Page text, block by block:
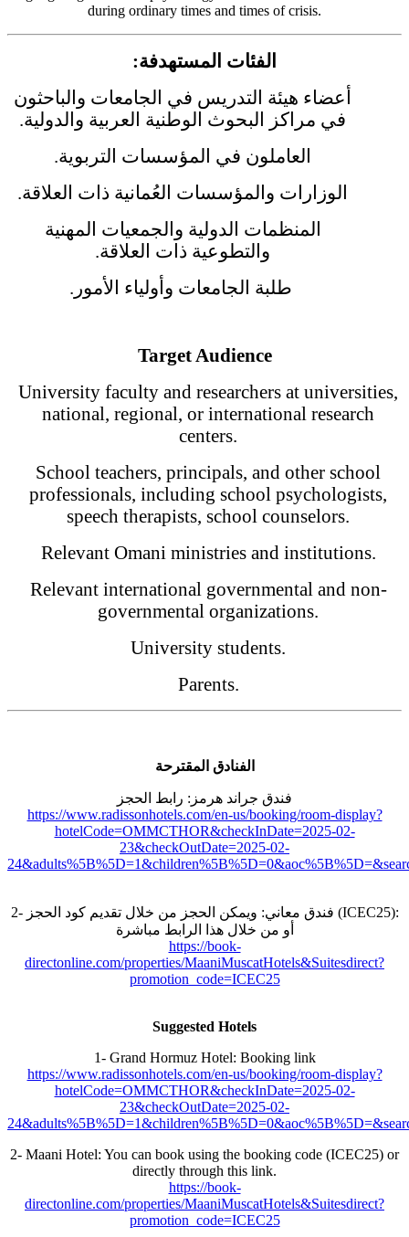
during ordinary times and times of crisis.
الفئات المستهدفة:
أعضاء هيئة التدريس في الجامعات والباحثون
في مراكز البحوث الوطنية العربية والدولية.
العاملون في المؤسسات التربوية.
الوزارات والمؤسسات العُمانية ذات العلاقة.
المنظمات الدولية والجمعيات المهنية
والتطوعية ذات العلاقة.
طلبة الجامعات وأولياء الأمور.
Target Audience
University faculty and researchers at universities,
national, regional, or international research
centers.
School teachers, principals, and other school
professionals, including school psychologists,
speech therapists, school counselors.
Relevant Omani ministries and institutions.
Relevant international governmental and non-
governmental organizations.
University students.
Parents.
الفنادق المقترحة
فندق جراند هرمز: رابط الحجز
https://www.radissonhotels.com/en-us/booking/room-display?
hotelCode=OMMCTHOR&checkInDate=2025-02-
23&checkOutDate=2025-02-
2- فندق معاني: ويمكن الحجز من خلال تقديم كود الحجز (ICEC25):
أو من خلال هذا الرابط مباشرة
https://book-
directonline.com/properties/MaaniMuscatHotels&Suitesdirect?
promotion_code=ICEC25
Suggested Hotels
1- Grand Hormuz Hotel: Booking link
https://www.radissonhotels.com/en-us/booking/room-display?
hotelCode=OMMCTHOR&checkInDate=2025-02-
23&checkOutDate=2025-02-
2- Maani Hotel: You can book using the booking code (ICEC25) or
directly through this link.
https://book-
directonline.com/properties/MaaniMuscatHotels&Suitesdirect?
promotion_code=ICEC25